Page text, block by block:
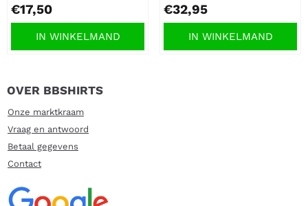
Prijs: 17,50
€17,50
IN WINKELMAND
Prijs: 32,95
€32,95
IN WINKELMAND
OVER BBSHIRTS
Onze marktkraam
Vraag en antwoord
Betaal gegevens
Contact